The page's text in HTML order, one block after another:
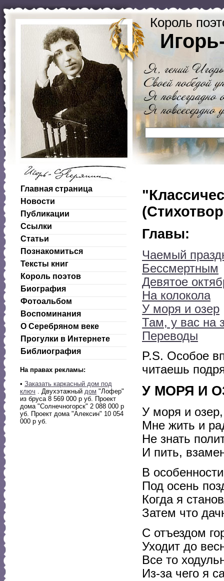
Король
Главная страница
Новости
Публикации
Ссылки
Статьи
Познакомиться
Тексты книг
Король поэтов
Биография
Фотоальбом
Воспоминания
О Серебряном веке
Прогулки в Интернете
Библиография
На правах рекламы:
• Заказать каркасный дом под
ключ . Двухэтажный дом "Лофер"
из бруса 8 569 000 р уб. Проект
дома "Солнечногорск" 2 088 000 р
уб. Проект дома "Алексин" 10 054
000 р уб.
Главы:
Чаемый
Бессмертным
Девятое
На колокола
У моря и озер
Там, у вас на
Переводы
P.S. Особое
читаешь
У МОРЯ И
У моря и
Мне жить и
Не знать
И пить,
В
Под осень
Когда я
Затем что
С отъездом
Уходит до
Все то
Из-за чего я